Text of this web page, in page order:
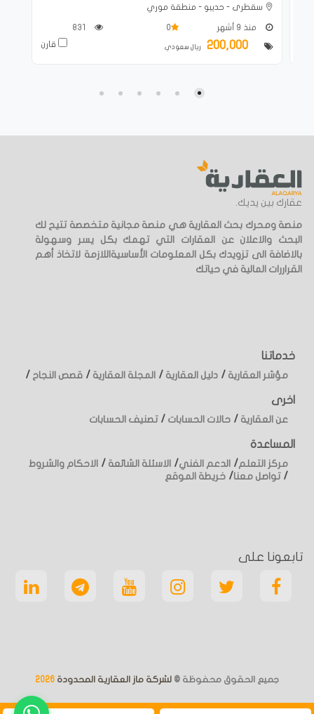
سقطرى - حديبو‎ - منطقة موري
منذ 9 أشهر 0
200,000 ريال سعودي قارن
عقارك بين يديك.
منصة ومحرك بحث العقارية هي منصة مجانية متخصصة تتيح لك
البحث والاعلان عن العقارات التي تهمك بكل يسر وسهولة
بالاضافة الى تزويدك بكل المعلومات الأساسيةاللازمة لاتخاذ أهم
القراررات المالية في حياتك
خدماتنا
مؤشر العقارية / دليل العقارية / المجلة العقارية / قصص النجاح /
اخرى
عن العقارية / حالات الحسابات /تصنيف الحسابات
المساعدة
مركز التعلم/ الدعم الفني/ الاسئلة الشائعة / الاحكام والشروط
/تواصل معنا/ خريطة الموقع
تابعونا على
جميع الحقوق محفوظة © لشركة ماز العقارية المحدودة 2026